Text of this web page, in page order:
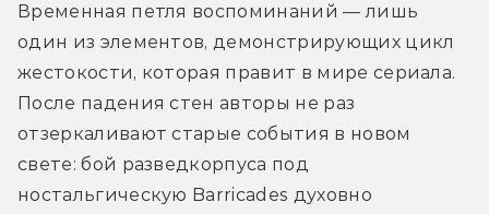
Временная петля воспоминаний — лишь
один из элементов, демонстрирующих цикл
жестокости, которая правит в мире сериала.
После падения стен авторы не раз
отзеркаливают старые события в новом
свете: бой разведкорпуса под
ностальгическую Barricades духовно